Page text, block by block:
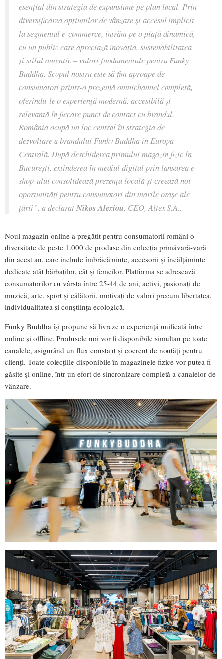
esențial din strategia de expansiune pe plan local. Prin
diversificarea opțiunilor de vânzare și accesul implicit
la segmentul e-commerce, intrăm pe o piață dinamică,
cu un public care apreciază inovația, sustenabilitatea
și stilul autentic – valori fundamentale pentru Funky
Buddha. Scopul nostru este să fim aproape de
consumatori printr-o prezență omnichannel completă,
oferindu-le o experiență modernă, accesibilă și
relevantă în fiecare punct de contact cu brandul.
România ocupă un loc central în strategia de
dezvoltare a brandului Funky Buddha în Europa
Centrală. După deschiderea primului magazin fizic în
București, extinderea în mediul digital prin lansarea e-
shop-ului consolidează prezența locală și creează noi
oportunități pentru consumatori din marile orașe ale
țării”, adeclaratNikos Alexiou, CEO, Altex S.A..
Noul magazin online a pregătit pentru consumatorii români o
diversitate de peste 1.000 de produse din colecția primăvară-vară
din acest an, care include îmbrăcăminte, accesorii și încălțăminte
dedicate atât bărbaților, cât și femeilor. Platforma se adresează
consumatorilor cu vârsta între 25-44 de ani, activi, pasionați de
muzică, arte, sport și călătorii, motivați de valori precum libertatea,
individualitatea și conștiința ecologică.
Funky Buddha își propune să livreze o experiență unificată între
online și offline. Produsele noi vor fi disponibile simultan pe toate
canalele, asigurând un flux constant și coerent de noutăți pentru
clienți. Toate colecțiile disponibile în magazinele fizice vor putea fi
găsite și online, într-un efort de sincronizare completă a canalelor de
vânzare.